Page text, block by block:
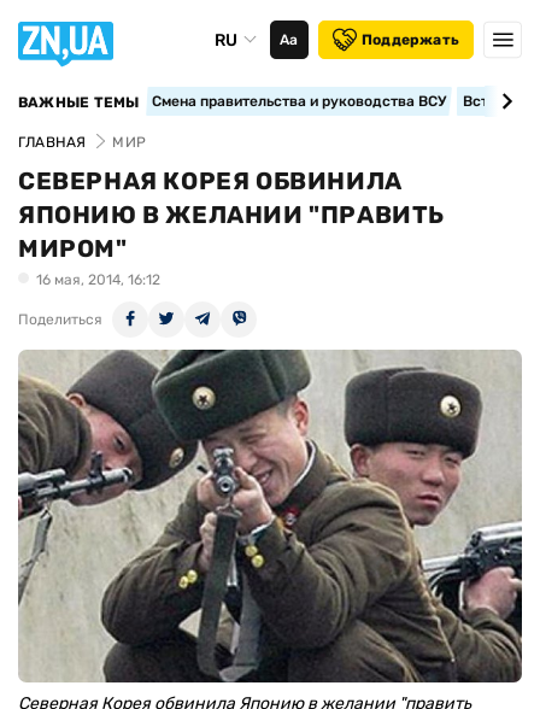
RU Аа Поддержать
ВАЖНЫЕ ТЕМЫ Смена правительства и руководства ВСУ
ГЛАВНАЯ МИР
СЕВЕРНАЯ КОРЕЯ ОБВИНИЛА
ЯПОНИЮ В ЖЕЛАНИИ "ПРАВИТЬ
МИРОМ"
16 мая, 2014, 16:12
Поделиться
Северная Корея обвинила Японию в желании "править